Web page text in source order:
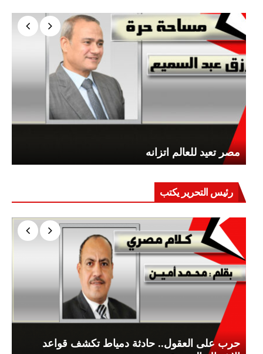
مصر تعيد للعالم اتزانه
رئيس التحرير يكتب
حرب على العقول.. حادثة دمياط تكشف قواعد